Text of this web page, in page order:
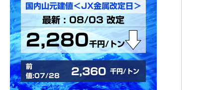
国内山元建値＜JX金属改定日＞
最新 : 08/03 改定
2,280千円/トン
前
値:07/28
2,360 千円/トン